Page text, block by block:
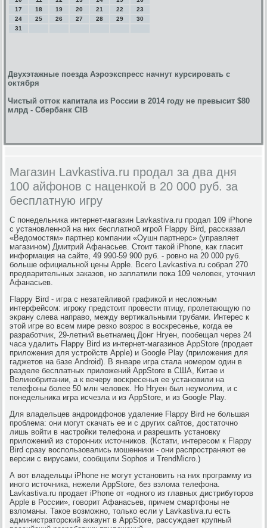
17
18 19 20 21 22
23
24
25 26 27 28 29
30
31
Двухэтажные поезда Аэроэкспресс начнут курсировать с
октября
Чистый отток капитала из России в 2014 году не превысит $80
млрд - Сбербанк CIB
Магазин Lavkastiva.ru продал за два дня
100 айфонов с наценкой в 20 000 руб. за
бесплатную игру
С понедельника интернет-магазин Lavkastiva.ru продал 109 iPhone
с установленной на них бесплатной игрой Flappy Bird, рассказал
«Ведомостям» партнер компании «Оушн партнерс» (управляет
магазином) Дмитрий Афанасьев. Стоит такой iPhone, как гласит
информация на сайте, 49 990-59 900 руб. - ровно на 20 000 руб.
больше официальной цены Apple. Всего Lavkastiva.ru собрал 270
предварительных заказов, но заплатили пока 109 человек, уточнил
Афанасьев.
Flappy Bird - игра с незатейливой графикой и несложным
интерфейсом: игроку предстоит провести птицу, пролетающую по
экрану слева направо, между вертикальными трубами. Интерес к
этой игре во всем мире резко возрос в воскресенье, когда ее
разработчик, 29-летний вьетнамец Донг Нгуен, пообещал через 24
часа удалить Flappy Bird из интернет-магазинов AppStore (продает
приложения для устройств Apple) и Google Play (приложения для
гаджетов на базе Android). В январе игра стала номером один в
разделе бесплатных приложений AppStore в США, Китае и
Великобритании, а к вечеру воскресенья ее установили на
телефоны более 50 млн человек. Но Нгуен был неумолим, и с
понедельника игра исчезла и из AppStore, и из Google Play.
Для владельцев андроидфонов удаление Flappy Bird не большая
проблема: они могут скачать ее и с других сайтов, достаточно
лишь войти в настройки телефона и разрешить установку
приложений из сторонних источников. (Кстати, интересом к Flappy
Bird сразу воспользовались мошенники - они распространяют ее
версии с вирусами, сообщили Sophos и TrendMicro.)
А вот владельцы iPhone не могут установить на них программу из
иного источника, нежели AppStore, без взлома телефона.
Lavkastiva.ru продает iPhone от «одного из главных дистрибуторов
Apple в России», говорит Афанасьев, причем смартфоны не
взломаны. Такое возможно, только если у Lavkastiva.ru есть
администраторский аккаунт в AppStore, рассуждает крупный